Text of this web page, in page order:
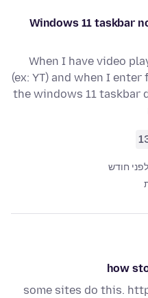
Windows 11 taskbar
When I have video
(ex: YT) and when I
the windows 11 taskbar
how
some sites do this.